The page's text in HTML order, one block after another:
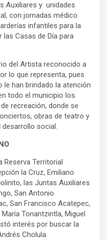
Auxiliares y unidades
con jornadas médico
infantiles para la
Casas de Día para
del Artista reconocido a
lo que representa, pues
han brindado la atención
todo el municipio los
recreación, donde se
obras de teatro y
social.
Reserva Territorial
la Cruz, Emiliano
las Juntas Auxiliares
San Antonio
San Francisco Acatepec,
Tonantzintla, Miguel
interés por buscar la
Cholula.